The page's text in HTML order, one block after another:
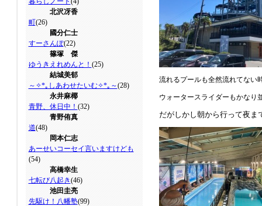
北沢冴香
町(26)
國分仁士
すーさんぽ(22)
篠塚 傑
ゆうきえれめんと！ (25)
結城美郁
～✧*｡しあわせたいむ✧*｡～(28)
永井麻椰
青野、休日中！ (32)
青野侑真
道(48)
岡本仁志
あーせいコーセイ言いますけども
(54)
高橋幸生
七転び八起き(46)
池田圭亮
先駆け！八幡塾(99)
流れるプールも全然流れてない
ウォータースライダーもかなり
だがしかし朝から行って夜ま